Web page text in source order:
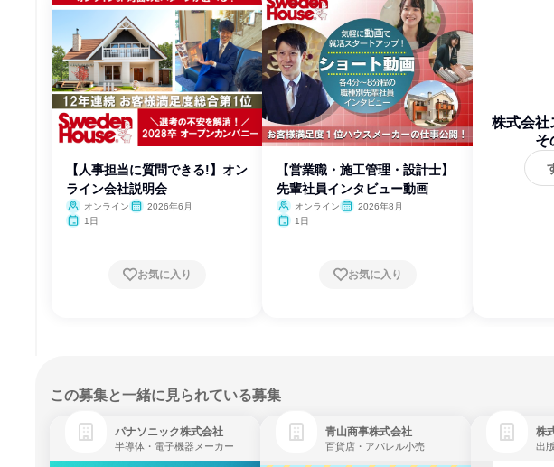
【人事担当に質問できる!】オン
ライン会社説明会
オンライン
2026年6月
1日
お気に入り
【営業職・施工管理・設計士】
先輩社員インタビュー動画
オンライン
2026年8月
1日
お気に入り
株式会社
そ
この募集と一緒に見られている募集
パナソニック株式会社
半導体・電子機器メーカー
青山商事株式会社
百貨店・アパレル小売
株
出